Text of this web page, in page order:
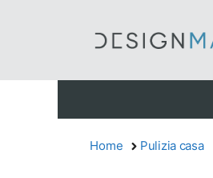
Home Pulizia casa